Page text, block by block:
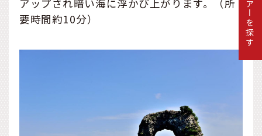
アップされ暗い海に浮かび上がります。（所
要時間約10分）
ツアーを探す